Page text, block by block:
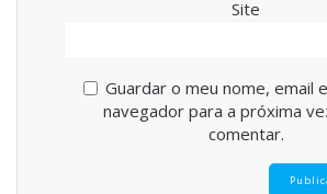
Site
Guardar o meu nome, email
navegador para a próxima
comentar.